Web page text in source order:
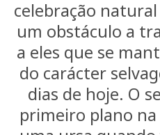
celebração
um obstáculo a
a eles que se
do carácter
dias de hoje. O
primeiro plano na